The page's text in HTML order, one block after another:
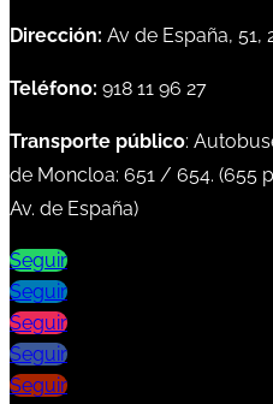
Dirección: Av de España, 51,
Teléfono: 918 11 96 27
Transporte público:
de Moncloa: 651 / 654. (655
Av. de España)
Seguir
Seguir
Seguir
Seguir
Seguir